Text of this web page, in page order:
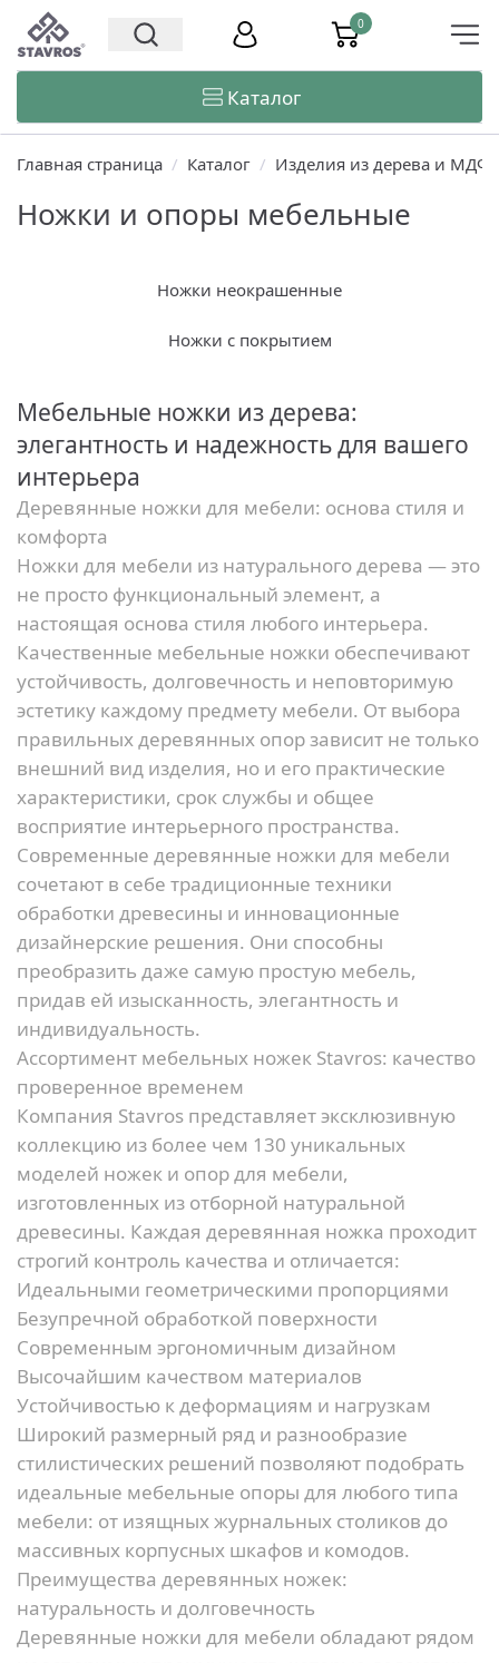
0
Каталог
Главная страница / Каталог / Изделия из дерева и МДФ
Ножки и опоры мебельные
Ножки неокрашенные
Ножки с покрытием
Мебельные ножки из дерева:
элегантность и надежность для вашего
интерьера
Деревянные ножки для мебели: основа стиля и
комфорта
Ножки для мебели из натурального дерева — это
не просто функциональный элемент, а
настоящая основа стиля любого интерьера.
Качественные мебельные ножки обеспечивают
устойчивость, долговечность и неповторимую
эстетику каждому предмету мебели. От выбора
правильных деревянных опор зависит не только
внешний вид изделия, но и его практические
характеристики, срок службы и общее
восприятие интерьерного пространства.
Современные деревянные ножки для мебели
сочетают в себе традиционные техники
обработки древесины и инновационные
дизайнерские решения. Они способны
преобразить даже самую простую мебель,
придав ей изысканность, элегантность и
индивидуальность.
Ассортимент мебельных ножек Stavros: качество
проверенное временем
Компания Stavros представляет эксклюзивную
коллекцию из более чем 130 уникальных
моделей ножек и опор для мебели,
изготовленных из отборной натуральной
древесины. Каждая деревянная ножка проходит
строгий контроль качества и отличается:
Идеальными геометрическими пропорциями
Безупречной обработкой поверхности
Современным эргономичным дизайном
Высочайшим качеством материалов
Устойчивостью к деформациям и нагрузкам
Широкий размерный ряд и разнообразие
стилистических решений позволяют подобрать
идеальные мебельные опоры для любого типа
мебели: от изящных журнальных столиков до
массивных корпусных шкафов и комодов.
Преимущества деревянных ножек:
натуральность и долговечность
Деревянные ножки для мебели обладают рядом